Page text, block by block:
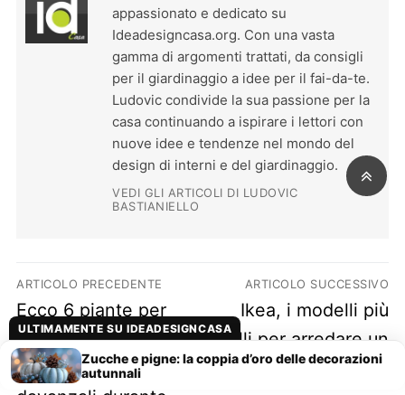
appassionato e dedicato su
Ideadesigncasa.org. Con una vasta
gamma di argomenti trattati, da consigli
per il giardinaggio a idee per il fai-da-te.
Ludovic condivide la sua passione per la
casa continuando a ispirare i lettori con
nuove idee e tendenze nel mondo del
design di interni e del giardinaggio.
VEDI GLI ARTICOLI DI LUDOVIC
BASTIANIELLO
Navigazione articoli
ARTICOLO PRECEDENTE
Previous post:
Ecco 6 piante per
rallegrare e dare
colori a balconi e
ARTICOLO SUCCESSIVO
Next post:
Ikea, i modelli più
belli per arredare un
soggiorno shabby
ULTIMAMENTE SU IDEADESIGNCASA
Zucche e pigne: la coppia d’oro delle decorazioni
autunnali